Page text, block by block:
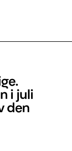
i juli
den